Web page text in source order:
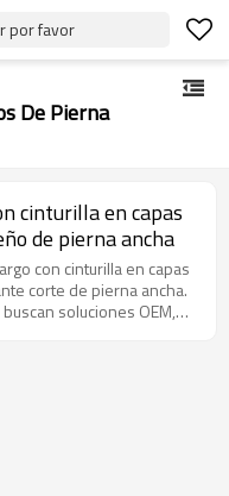
por favor
De Pierna
cinturilla en capas
de pierna ancha
con cinturilla en capas
corte de pierna ancha.
soluciones OEM,